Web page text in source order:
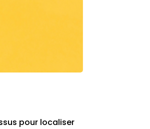
pour localiser